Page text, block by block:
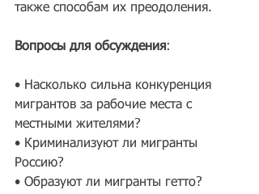
также способам их преодоления.
Вопросы для обсуждения:
• Насколько сильна конкуренция
мигрантов за рабочие места с
местными жителями?
• Криминализуют ли мигранты
Россию?
• Образуют ли мигранты гетто?